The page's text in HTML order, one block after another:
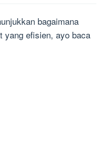
bagaimana
yang efisien, ayo baca